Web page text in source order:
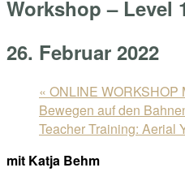
Workshop – Level 1
26. Februar 2022
« ONLINE WORKSHOP
Bewegen auf den
Teacher Training: Aerial
mit Katja Behm